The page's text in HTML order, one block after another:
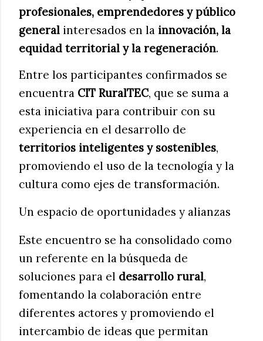
profesionales, emprendedores y público
general interesados en la innovación, la
equidad territorial y la regeneración.
Entre los participantes confirmados se
encuentra CIT RuralTEC, que se suma a
esta iniciativa para contribuir con su
experiencia en el desarrollo de
territorios inteligentes y sostenibles,
promoviendo el uso de la tecnología y la
cultura como ejes de transformación.
Un espacio de oportunidades y alianzas
Este encuentro se ha consolidado como
un referente en la búsqueda de
soluciones para el desarrollo rural,
fomentando la colaboración entre
diferentes actores y promoviendo el
intercambio de ideas que permitan